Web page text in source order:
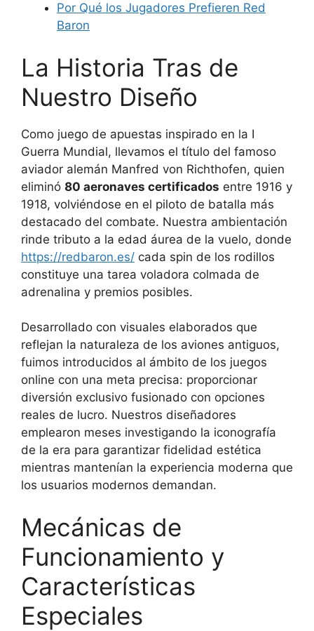
Por Qué los Jugadores Prefieren Red
Baron
La Historia Tras de
Nuestro Diseño
Como juego de apuestas inspirado en la I
Guerra Mundial, llevamos el título del famoso
aviador alemán Manfred von Richthofen, quien
eliminó 80 aeronaves certificados entre 1916 y
1918, volviéndose en el piloto de batalla más
destacado del combate. Nuestra ambientación
rinde tributo a la edad áurea de la vuelo, donde
https://redbaron.es/ cada spin de los rodillos
constituye una tarea voladora colmada de
adrenalina y premios posibles.
Desarrollado con visuales elaborados que
reflejan la naturaleza de los aviones antiguos,
fuimos introducidos al ámbito de los juegos
online con una meta precisa: proporcionar
diversión exclusivo fusionado con opciones
reales de lucro. Nuestros diseñadores
emplearon meses investigando la iconografía
de la era para garantizar fidelidad estética
mientras mantenían la experiencia moderna que
los usuarios modernos demandan.
Mecánicas de
Funcionamiento y
Características
Especiales